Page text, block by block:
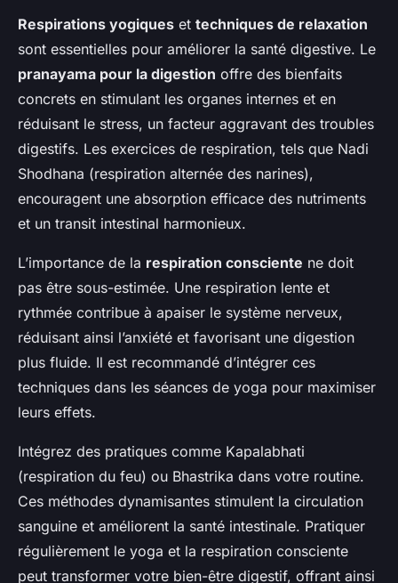
Respirations yogiques et techniques de relaxation
sont essentielles pour améliorer la santé digestive. Le
pranayama pour la digestion offre des bienfaits
concrets en stimulant les organes internes et en
réduisant le stress, un facteur aggravant des troubles
digestifs. Les exercices de respiration, tels que Nadi
Shodhana (respiration alternée des narines),
encouragent une absorption efficace des nutriments
et un transit intestinal harmonieux.
L’importance de la respiration consciente ne doit
pas être sous-estimée. Une respiration lente et
rythmée contribue à apaiser le système nerveux,
réduisant ainsi l’anxiété et favorisant une digestion
plus fluide. Il est recommandé d’intégrer ces
techniques dans les séances de yoga pour maximiser
leurs effets.
Intégrez des pratiques comme Kapalabhati
(respiration du feu) ou Bhastrika dans votre routine.
Ces méthodes dynamisantes stimulent la circulation
sanguine et améliorent la santé intestinale. Pratiquer
régulièrement le yoga et la respiration consciente
peut transformer votre bien-être digestif, offrant ainsi